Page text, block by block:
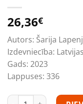
26,36€
Autors: Šarija
Izdevniecība:
Gads: 2023
Lappuses: 336
Tepat kaimiņos